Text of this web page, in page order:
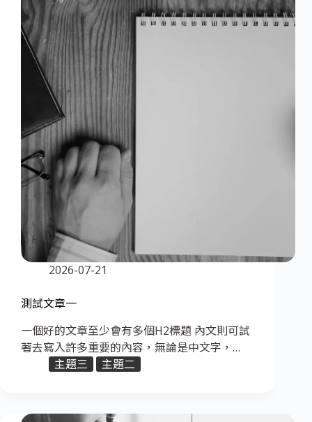
2026-07-21
測試文章一
一個好的文章至少會有多個H2標題 內文則可試
著去寫入許多重要的內容，無論是中文字，…
主題三
主題二